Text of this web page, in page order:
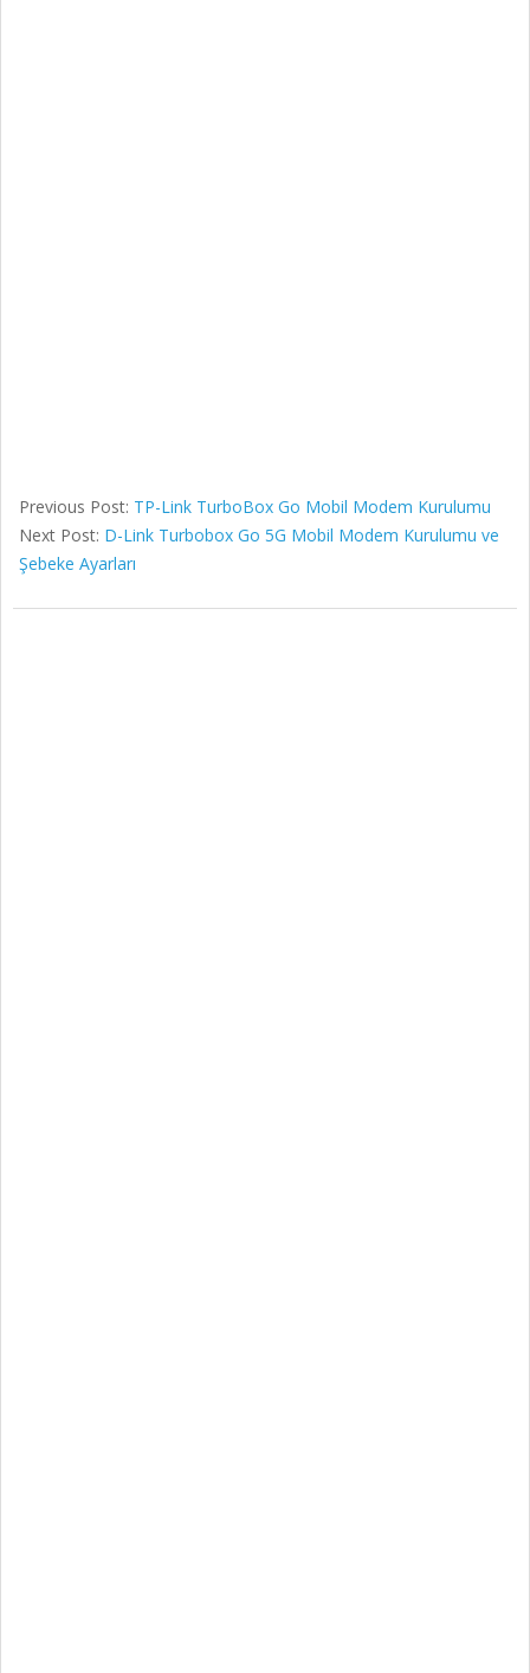
Previous Post: TP-Link TurboBox Go Mobil Modem Kurulumu
Next Post: D-Link Turbobox Go 5G Mobil Modem Kurulumu ve
Şebeke Ayarları